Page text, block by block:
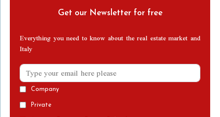
Get our Newsletter for free
Everything you need to know about the real estate market and
Italy
Company
Private